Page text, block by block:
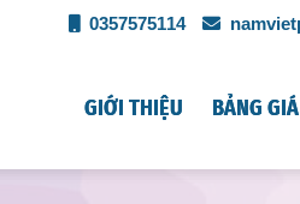
0357575114
GIỚI THIỆU BẢNG GIÁ